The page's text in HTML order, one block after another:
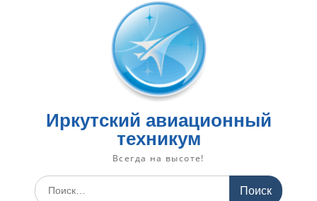
Иркутский авиационный
техникум
Всегда на высоте!
Искать: